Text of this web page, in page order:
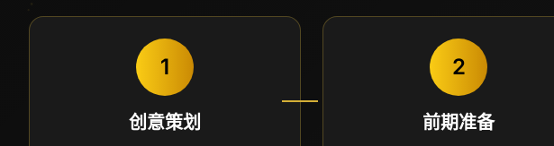
1
创意策划
2
前期准备